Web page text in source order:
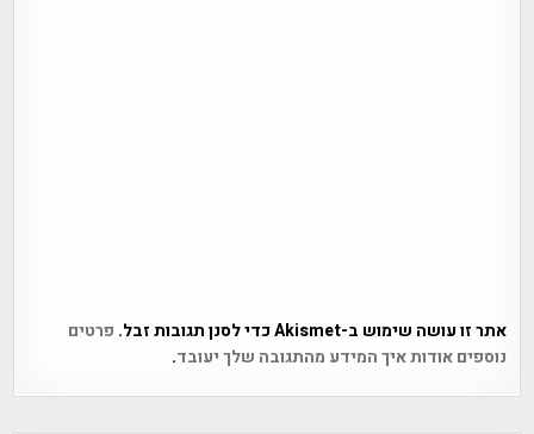
אתר זו עושה שימוש ב-Akismet כדי לסנן תגובות זבל.
פרטים
נוספים אודות איך המידע מהתגובה שלך יעובד.